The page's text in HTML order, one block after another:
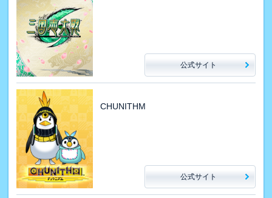
公式サイト
CHUNITHM
公式サイト